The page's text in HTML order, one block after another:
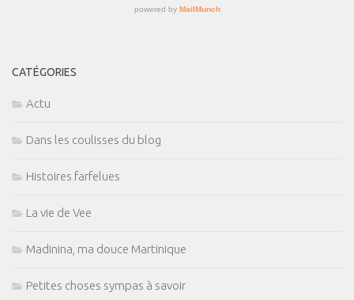
CATÉGORIES
Actu
Dans les coulisses du blog
Histoires farfelues
La vie de Vee
Madinina, ma douce Martinique
Petites choses sympas à savoir